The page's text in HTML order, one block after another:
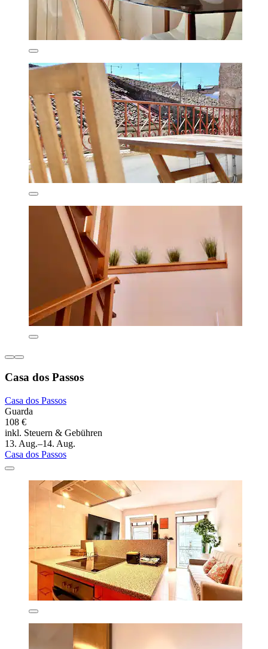
Casa dos Passos
Casa dos Passos
Guarda
108 €
inkl. Steuern & Gebühren
13. Aug.–14. Aug.
Casa dos Passos